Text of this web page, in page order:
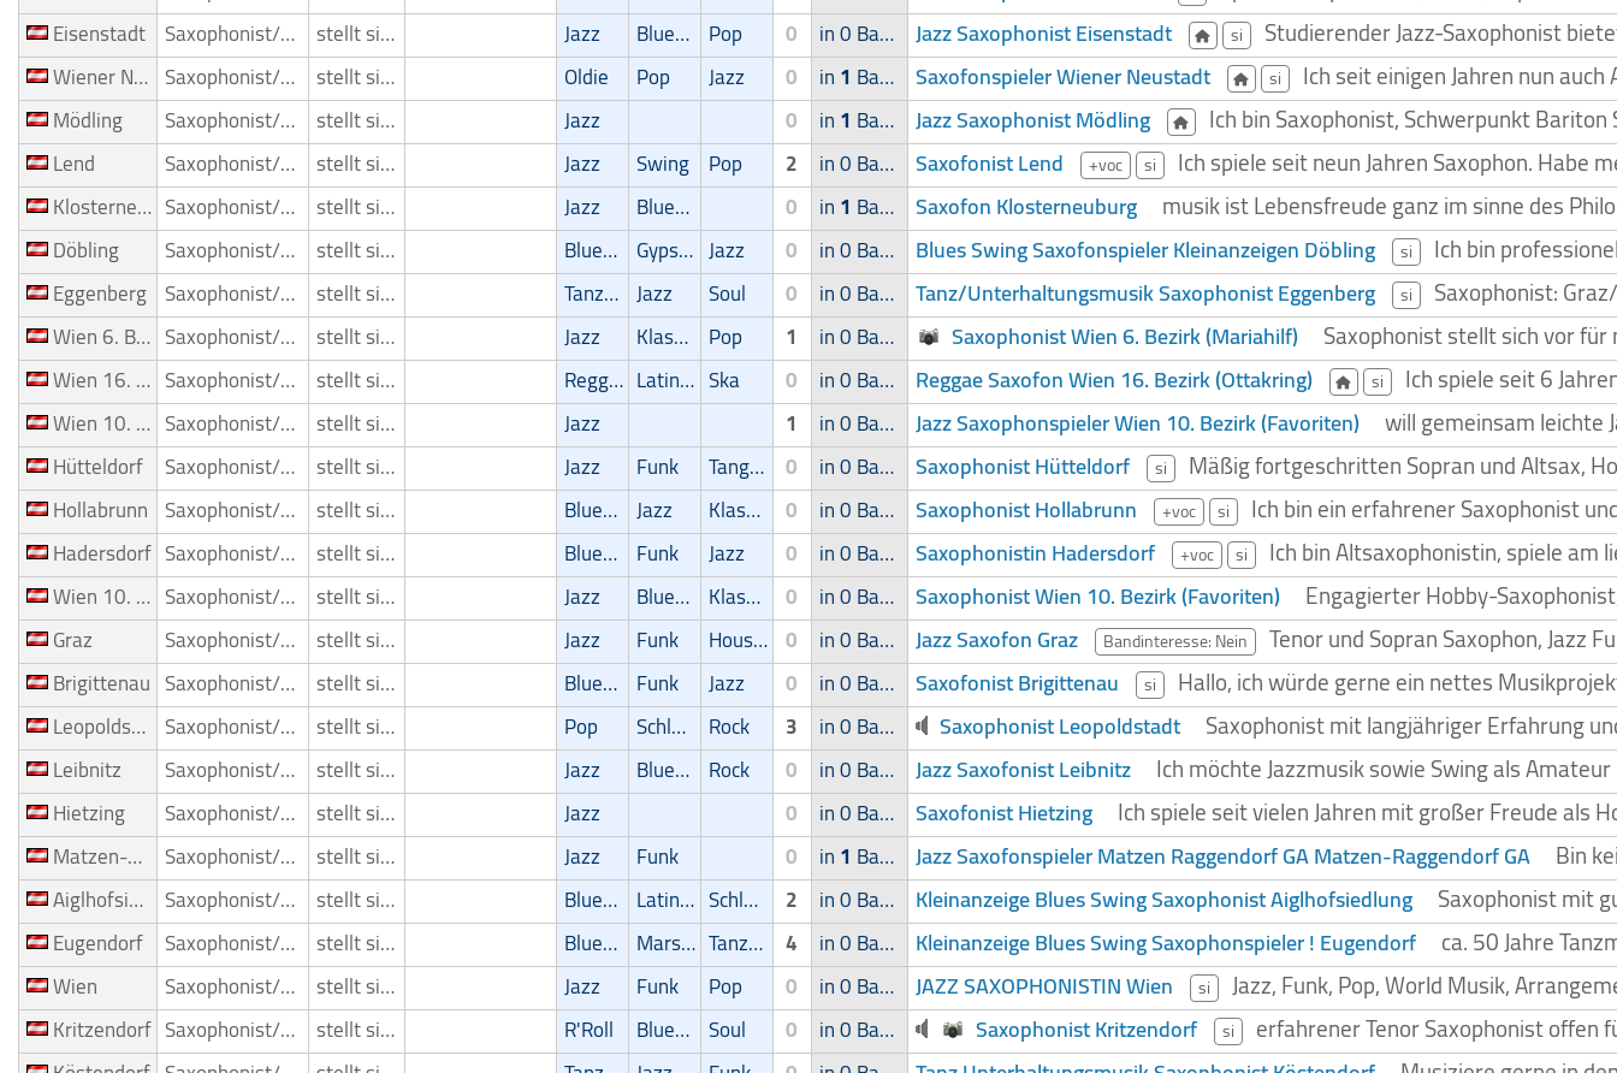
Eisenstadt Saxophonist/Saxophonspieler stellt sich vor Jazz Blues/Swing Pop 0 in 0 Band Jazz Saxophonist Eisenstadt si Studierender Jazz-Saxophonist
Wiener Neustadt Saxophonist/Saxophonspieler stellt sich vor Oldie Pop Jazz 0 in1 Band Saxofonspieler Wiener Neustadt si Ich seit einigen Jahren nun
Mödling Saxophonist/Saxophonspieler stellt sich vor Jazz 0 in1 Band Jazz Saxophonist Mödling Ich bin Saxophonist, Schwerpunkt
Lend Saxophonist/Saxophonspieler stellt sich vor Jazz Swing Pop 2 in 0 Band Saxofonist Lend +voc si Ich spiele seit neun Jahren Saxophon. Habe
Klosterneuburg Saxophonist/Saxophonspieler stellt sich vor Jazz Blues/Swing 0 in1 Band Saxofon Klosterneuburg musik ist Lebensfreude ganz im sinne des
Döbling Saxophonist/Saxophonspieler stellt sich vor Blues/Swing Gypsy-Jazz Jazz 0 in 0 Band Blues Swing Saxofonspieler Kleinanzeigen Döbling si Ich bin
Eggenberg Saxophonist/Saxophonspieler stellt sich vor Tanz/Unterhaltungsmusik Jazz Soul 0 in 0 Band Tanz/Unterhaltungsmusik Saxophonist Eggenberg si Saxophonist:
Wien 6. Bezirk (Mariahilf) Saxophonist/Saxophonspieler stellt sich vor Jazz Klassik Pop 1 in 0 Band Saxophonist Wien 6. Bezirk (Mariahilf) Saxophonist stellt sich vor
Wien 16. Bezirk (Ottakring) Saxophonist/Saxophonspieler stellt sich vor Reggae Latin Musik Ska 0 in 0 Band Reggae Saxofon Wien 16. Bezirk (Ottakring) si Ich spiele seit 6
Wien 10. Bezirk (Favoriten) Saxophonist/Saxophonspieler stellt sich vor Jazz 1 in 0 Band Jazz Saxophonspieler Wien 10. Bezirk (Favoriten) will gemeinsam
Hütteldorf Saxophonist/Saxophonspieler stellt sich vor Jazz Funk Tango/Samba 0 in 0 Band Saxophonist Hütteldorf si Mäßig fortgeschritten Sopran und Altsax,
Hollabrunn Saxophonist/Saxophonspieler stellt sich vor Blues/Swing Jazz Klassik 0 in 0 Band Saxophonist Hollabrunn +voc si Ich bin ein erfahrener Saxophonist
Hadersdorf Saxophonist/Saxophonspieler stellt sich vor Blues/Swing Funk Jazz 0 in 0 Band Saxophonistin Hadersdorf +voc si Ich bin Altsaxophonistin, spiele am
Wien 10. Bezirk (Favoriten) Saxophonist/Saxophonspieler stellt sich vor Jazz Blues/Swing Klassik 0 in 0 Band Saxophonist Wien 10. Bezirk (Favoriten) Engagierter Hobby-
Graz Saxophonist/Saxophonspieler stellt sich vor Jazz Funk House 0 in 0 Band Jazz Saxofon Graz Bandinteresse: Nein Tenor und Sopran Saxophon, Jazz
Brigittenau Saxophonist/Saxophonspieler stellt sich vor Blues/Swing Funk Jazz 0 in 0 Band Saxofonist Brigittenau si Hallo, ich würde gerne ein nettes
Leopoldstadt Saxophonist/Saxophonspieler stellt sich vor Pop Schlager Rock 3 in 0 Band Saxophonist Leopoldstadt Saxophonist mit langjähriger Erfahrung
Leibnitz Saxophonist/Saxophonspieler stellt sich vor Jazz Blues/Swing Rock 0 in 0 Band Jazz Saxofonist Leibnitz Ich möchte Jazzmusik sowie Swing als
Hietzing Saxophonist/Saxophonspieler stellt sich vor Jazz 0 in 0 Band Saxofonist Hietzing Ich spiele seit vielen Jahren mit großer Freude als
Matzen-Raggendorf GA Saxophonist/Saxophonspieler stellt sich vor Jazz Funk 0 in1 Band Jazz Saxofonspieler Matzen Raggendorf GA Matzen-Raggendorf GA Bin
Aiglhofsiedlung Saxophonist/Saxophonspieler stellt sich vor Blues/Swing Latin Musik Schlager 2 in 0 Band Kleinanzeige Blues Swing Saxophonist Aiglhofsiedlung Saxophonist mit
Eugendorf Saxophonist/Saxophonspieler stellt sich vor Blues/Swing Marsch/Polka Tanz/Unterhaltungsmusik 4 in 0 Band Kleinanzeige Blues Swing Saxophonspieler ! Eugendorf ca. 50 Jahre
Wien Saxophonist/Saxophonspieler stellt sich vor Jazz Funk Pop 0 in 0 Band JAZZ SAXOPHONISTIN Wien si Jazz, Funk, Pop, World Musik,
Kritzendorf Saxophonist/Saxophonspieler stellt sich vor R'Roll Blues/Swing Soul 0 in 0 Band Saxophonist Kritzendorf si erfahrener Tenor Saxophonist offen